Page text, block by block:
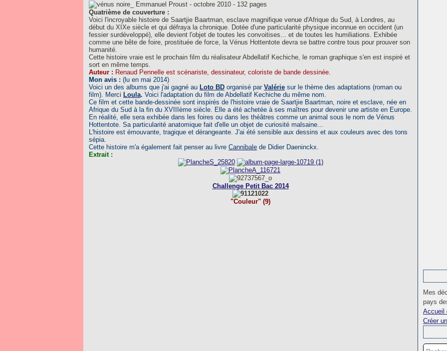
Emmanuel Proust - octobre 2010 - 132 pages
Quatrième de couverture :
Voici l'incroyable histoire de Saartjie Baartman, esclave magnifique venue d'Afrique du Sud, à Londres, au
début du XIXe siècle et qui défraya la chronique. Dotée d'une particularité physique inconnue en occident (un
fessier surdéveloppé), elle devient l'objet de toutes les convoitises... et de toutes les humiliations. Exhibée
comme une bête de foire, prostituée de force, la Vénus Hottentote devra se battre contre tous pour prouver son
humanité.
Cette histoire vraie est le prochain film du réalisateur Abdellatif Kechiche, le roman graphique s'en est inspiré et
sort en même temps.
Auteur : Renaud Pennelle est scénariste, dessinateur, coloriste de bande dessinée.
Mon avis : (lu en mai 2014)
Voici un des albums que j'ai gagné au Loto BD organisé par Valérie sur le thème des adaptations (roman ou
film). Merci Loula. Voici l'adaptation du film de Abdellatif Kechiche du même nom.
Ce film et cette bande-dessinée sont inspirés de l'histoire vraie de Saartjie Baartman, noire et esclave, née en
Afrique du Sud à la fin du XVIIIème siècle. Elle a été achetée à ses maîtres pour devenir une artiste en Europe.
En réalité, elle sera exhibée dans les foires ou dans les théâtres comme un animal sous le nom de Vénus
Hottentote. Sa particularité anatomique fait d'elle un objet de curiosité malsaine...
L'histoire est émouvante, tragique et dérangeante. J'ai été sensible aux dessins et aux couleurs avec des tons
sépia.
Cette histoire m'a également fait penser au livre Cannibale de Didier Daeninckx.
Extrait :
Challenge Petit Bac 2014
"Couleur" (9)
Mes
pays
Accueil
Créer